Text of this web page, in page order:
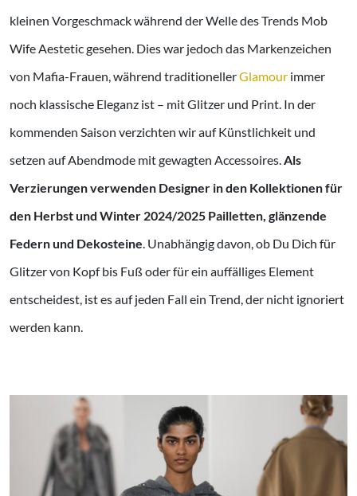
kleinen Vorgeschmack während der Welle des Trends Mob
Wife Aestetic gesehen. Dies war jedoch das Markenzeichen
von Mafia-Frauen, während traditionellerGlamour immer
noch klassische Eleganz ist – mit Glitzer und Print. In der
kommenden Saison verzichten wir auf Künstlichkeit und
setzen auf Abendmode mit gewagten Accessoires.Als
Verzierungen verwenden Designer in den Kollektionen für
den Herbst und Winter 2024/2025 Pailletten, glänzende
Federn und Dekosteine. Unabhängig davon, ob Du Dich für
Glitzer von Kopf bis Fuß oder für ein auffälliges Element
entscheidest, ist es auf jeden Fall ein Trend, der nicht ignoriert
werden kann.